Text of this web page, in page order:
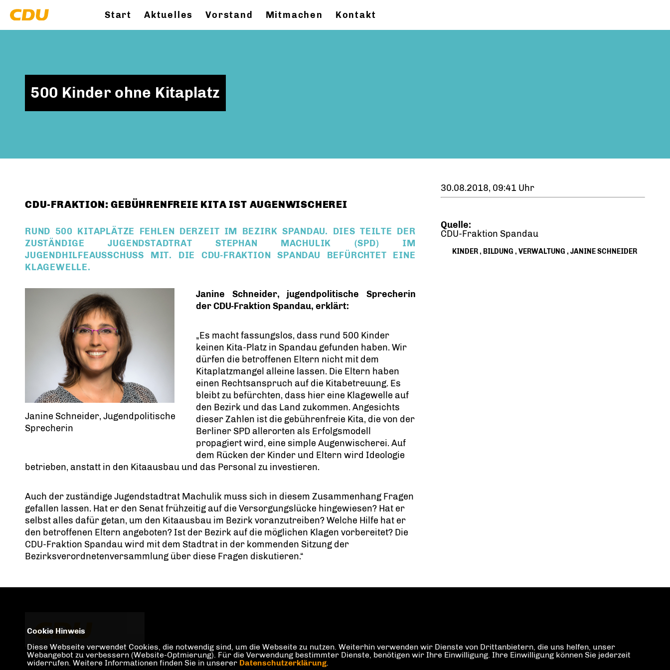
Start Aktuelles Vorstand Mitmachen Kontakt
500 Kinder ohne Kitaplatz
CDU-FRAKTION: GEBÜHRENFREIE KITA IST AUGENWISCHEREI
RUND 500 KITAPLÄTZE FEHLEN DERZEIT IM BEZIRK SPANDAU. DIES TEILTE DER
ZUSTÄNDIGE JUGENDSTADTRAT STEPHAN MACHULIK (SPD) IM
JUGENDHILFEAUSSCHUSS MIT. DIE CDU-FRAKTION SPANDAU BEFÜRCHTET EINE
KLAGEWELLE.
Janine Schneider, Jugendpolitische
Sprecherin
Janine Schneider, jugendpolitische Sprecherin
der CDU-Fraktion Spandau, erklärt:
Es macht fassungslos, dass rund 500 Kinder
keinen Kita-Platz in Spandau gefunden haben. Wir
dürfen die betroffenen Eltern nicht mit dem
Kitaplatzmangel alleine lassen. Die Eltern haben
einen Rechtsanspruch auf die Kitabetreuung. Es
bleibt zu befürchten, dass hier eine Klagewelle auf
den Bezirk und das Land zukommen. Angesichts
dieser Zahlen ist die gebührenfreie Kita, die von der
Berliner SPD allerorten als Erfolgsmodell
propagiert wird, eine simple Augenwischerei. Auf
dem Rücken der Kinder und Eltern wird Ideologie
betrieben, anstatt in den Kitaausbau und das Personal zu investieren.
Auch der zuständige Jugendstadtrat Machulik muss sich in diesem Zusammenhang Fragen
gefallen lassen. Hat er den Senat frühzeitig auf die Versorgungslücke hingewiesen? Hat er
selbst alles dafür getan, um den Kitaausbau im Bezirk voranzutreiben? Welche Hilfe hat er
den betroffenen Eltern angeboten? Ist der Bezirk auf die möglichen Klagen vorbereitet? Die
CDU-Fraktion Spandau wird mit dem Stadtrat in der kommenden Sitzung der
Bezirksverordnetenversammlung über diese Fragen diskutieren.“
30.08.2018, 09:41 Uhr
Quelle:
CDU-Fraktion Spandau
KINDER, BILDUNG ,VERWALTUNG ,JANINE SCHNEIDER
Cookie Hinweis
Diese Webseite verwendet Cookies, die notwendig sind, um die Webseite zu nutzen. Weiterhin verwenden wir Dienste von Drittanbietern, die uns helfen, unser
Webangebot zu verbessern (Website-Optmierung). Für die Verwendung bestimmter Dienste, benötigen wir Ihre Einwilligung. Ihre Einwilligung können Sie jederzeit
widerrufen. Weitere Informationen finden Sie in unserer Datenschutzerklärung.